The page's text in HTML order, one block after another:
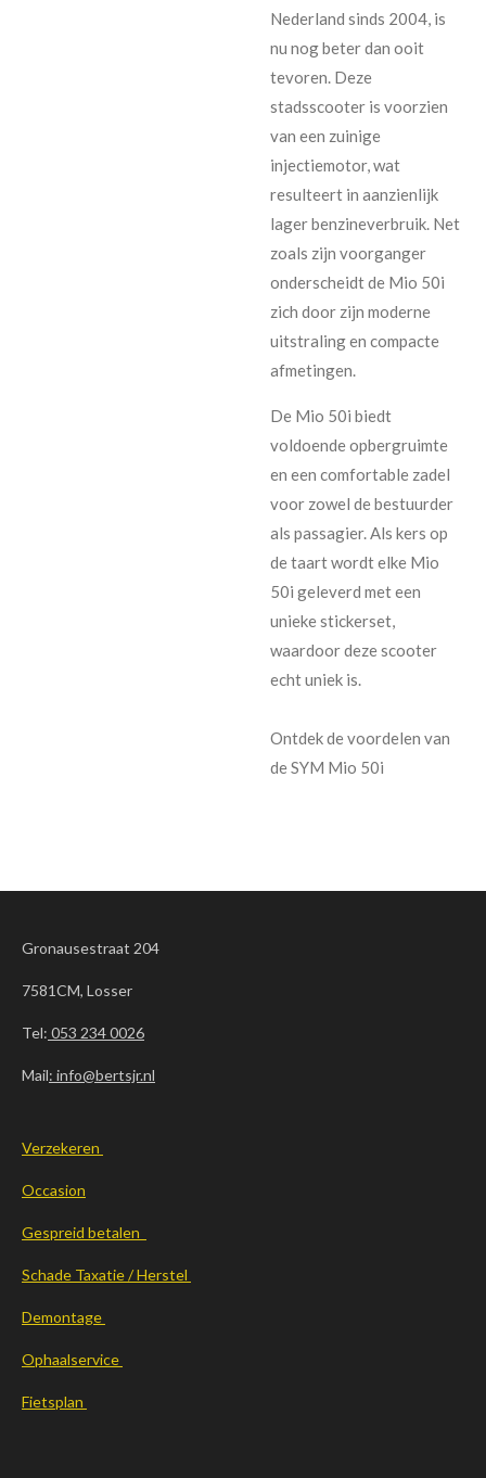
Nederland sinds 2004, is
nu nog beter dan ooit
tevoren. Deze
stadsscooter is voorzien
van een zuinige
injectiemotor, wat
resulteert in aanzienlijk
lager benzineverbruik. Net
zoals zijn voorganger
onderscheidt de Mio 50i
zich door zijn moderne
uitstraling en compacte
afmetingen.
De Mio 50i biedt
voldoende opbergruimte
en een comfortable zadel
voor zowel de bestuurder
als passagier. Als kers op
de taart wordt elke Mio
50i geleverd met een
unieke stickerset,
waardoor deze scooter
echt uniek is.
Ontdek de voordelen van
de SYM Mio 50i
Gronausestraat 204
7581CM, Losser
Tel: 053 234 0026
Mail: info@bertsjr.nl
Verzekeren
Occasion
Gespreid betalen
Schade Taxatie / Herstel
Demontage
Ophaalservice
Fietsplan